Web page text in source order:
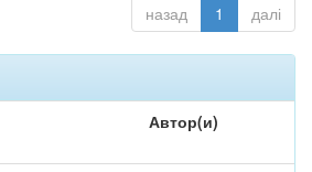
назад 1 далі
Автор(и)